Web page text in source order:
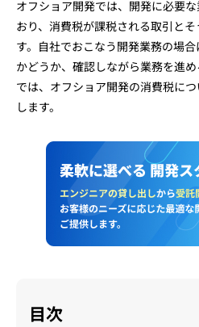
オフショア開発では、開発に必要
おり、消費税が課税される取引と
す。自社でおこなう開発業務の場
かどうか、確認しながら業務を進
では、オフショア開発の消費税に
します。
目次